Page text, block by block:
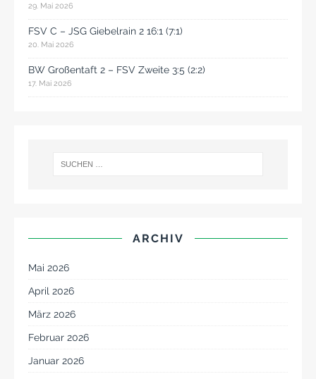
29. Mai 2026
FSV C – JSG Giebelrain 2 16:1 (7:1)
20. Mai 2026
BW Großentaft 2 – FSV Zweite 3:5 (2:2)
17. Mai 2026
ARCHIV
Mai 2026
April 2026
März 2026
Februar 2026
Januar 2026